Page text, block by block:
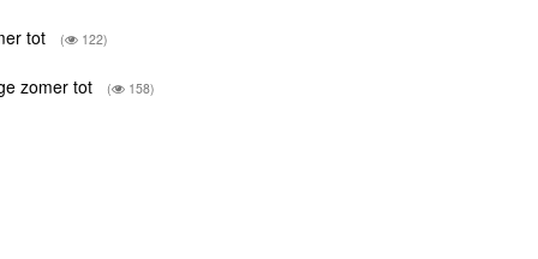
tot ( 122)
zomer tot ( 158)